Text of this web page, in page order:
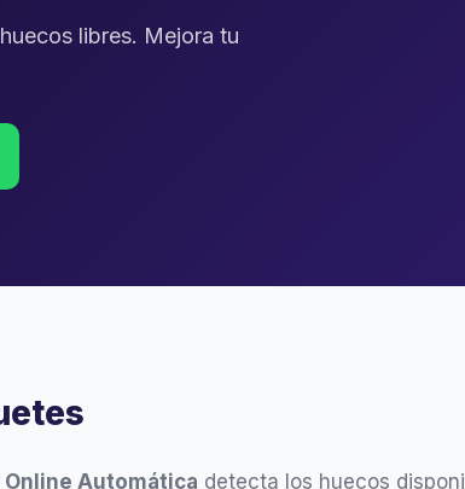
libres. Mejora tu
Online Automática detecta los huecos